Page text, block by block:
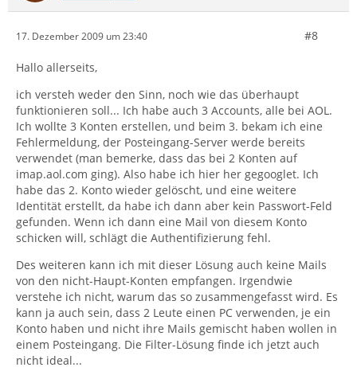
17. Dezember 2009 um 23:40 #8
Hallo allerseits,
ich versteh weder den Sinn, noch wie das überhaupt
funktionieren soll... Ich habe auch 3 Accounts, alle bei AOL.
Ich wollte 3 Konten erstellen, und beim 3. bekam ich eine
Fehlermeldung, der Posteingang-Server werde bereits
verwendet (man bemerke, dass das bei 2 Konten auf
imap.aol.com ging). Also habe ich hier her gegooglet. Ich
habe das 2. Konto wieder gelöscht, und eine weitere
Identität erstellt, da habe ich dann aber kein Passwort-Feld
gefunden. Wenn ich dann eine Mail von diesem Konto
schicken will, schlägt die Authentifizierung fehl.
Des weiteren kann ich mit dieser Lösung auch keine Mails
von den nicht-Haupt-Konten empfangen. Irgendwie
verstehe ich nicht, warum das so zusammengefasst wird. Es
kann ja auch sein, dass 2 Leute einen PC verwenden, je ein
Konto haben und nicht ihre Mails gemischt haben wollen in
einem Posteingang. Die Filter-Lösung finde ich jetzt auch
nicht ideal...